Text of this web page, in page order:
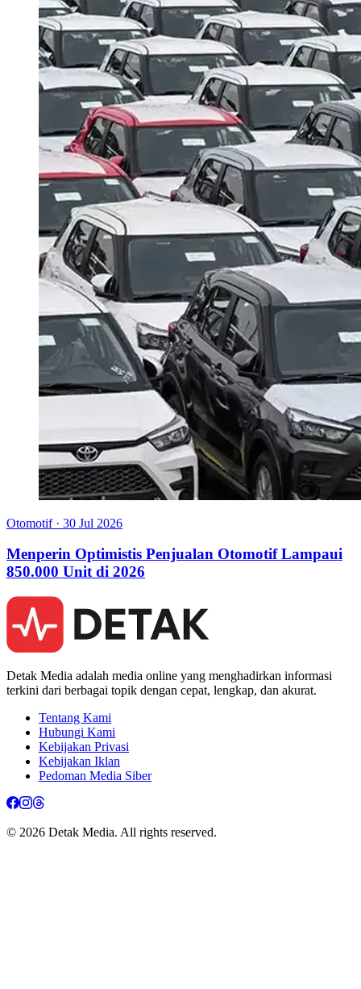
Otomotif · 30 Jul 2026
Menperin Optimistis Penjualan Otomotif Lampaui
850.000 Unit di 2026
Detak Media adalah media online yang menghadirkan informasi
terkini dari berbagai topik dengan cepat, lengkap, dan akurat.
Tentang Kami
Hubungi Kami
Kebijakan Privasi
Kebijakan Iklan
Pedoman Media Siber
© 2026 Detak Media. All rights reserved.